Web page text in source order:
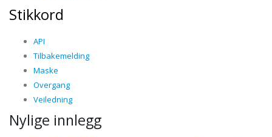
Stikkord
API
Tilbakemelding
Maske
Overgang
Veiledning
Nylige innlegg